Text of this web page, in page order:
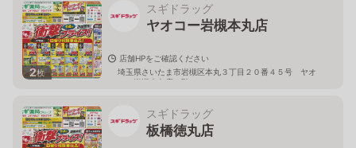
2枚
スギドラッグ
ヤオコー岩槻本丸店
店舗HPをご確認ください
埼玉県さいたま市岩槻区本丸３丁目２０番４５号 ヤオ
コー岩槻本丸店２階
スギドラッグ
板橋徳丸店